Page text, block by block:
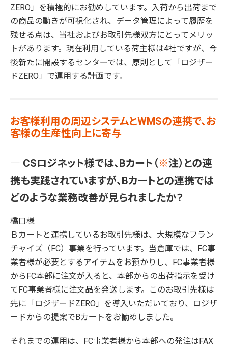
ZERO」を積極的にお勧めしています。入荷から出荷まで
の商品の動きが可視化され、データ管理によって履歴を
残せる点は、当社およびお取引先様双方にとってメリッ
トがあります。現在利用している荷主様は4社ですが、今
後新たに開設するセンターでは、原則として「ロジザー
ドZERO」で運用する計画です。
お客様利用の周辺システムとWMSの連携で、お
客様の生産性向上に寄与
― CSロジネット様では、Bカート（※注）との連
携も実践されていますが、Bカートとの連携では
どのような業務改善が見られましたか？
橋口様
Ｂカートと連携しているお取引先様は、大規模なフラン
チャイズ（FC）事業を行っています。当倉庫では、FC事
業者様が必要とするアイテムをお預かりし、FC事業者様
からFC本部に注文が入ると、本部からの出荷指示を受け
てFC事業者様に注文品を発送します。このお取引先様は
先に「ロジザードZERO」を導入いただいており、ロジザ
ードからの提案でBカートをお勧めしました。
それまでの運用は、FC事業者様から本部への発注はFAX